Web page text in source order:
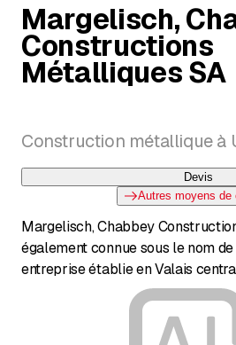
Margelisch,
Constructions
Métalliques SA
Construction métallique à
Devis
Autres moyens de
Margelisch, Chabbey
également connue sous le nom
entreprise établie en Valais
de plus de 40 ans d'expérience,
services complets de
serrurerie. Son offre s'étend des